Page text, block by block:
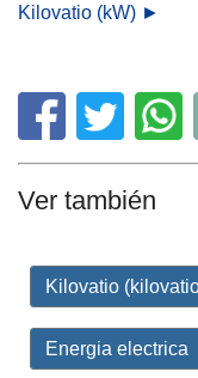
Kilovatio (kW) ►
Ver también
Kilovatio
Energia electrica